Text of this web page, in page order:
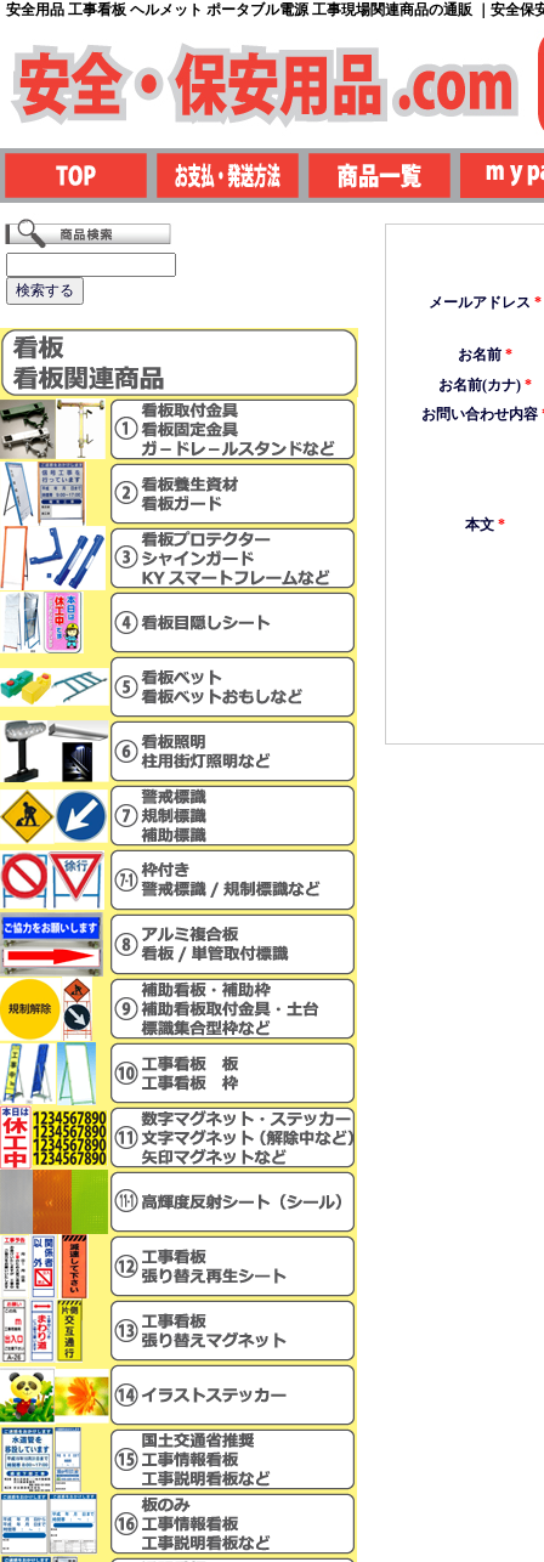
安全用品 工事看板 ヘルメット ポータブル電源 工事現場関連商品の通販 ｜安全保
メールアドレス *
お名前*
お名前(カナ)*
お問い合わせ内容
本文*